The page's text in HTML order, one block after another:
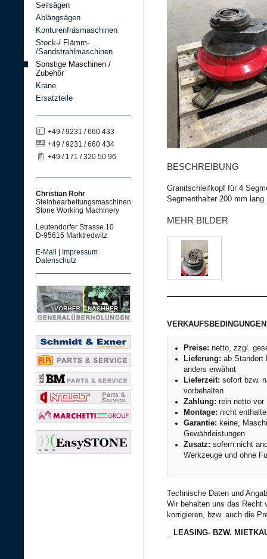
Seilsägen
Ablängsägen
Konturenfräsmaschinen
Stock-/ Flämm-
/Sandstrahlmaschinen
Sonstige Maschinen /
Zubehör
Krane
Ersatzteile
+49 / 9231 / 660 433
+49 / 9231 / 660 434
+49 / 171 / 320 50 96
Christian Rohr
Steinbearbeitungsmaschinen
Stone Working Machinery
Leutendorfer Strasse 10
D-95615 Marktredwitz
E-Mail
Impressum
Datenschutz
BESCHREIBUNG
Granitschleifkopf für 4
Segmenthalter 200 mm lang
MEHR BILDER
VERKAUFSBEDINGUNGEN
Preise: netto, zzgl.
Lieferung: ab Standort
anders erwähnt
Lieferzeit: sofort bzw.
vorbehalten
Zahlung: rein netto vor
Montage: nicht
Garantie: keine,
Gewährleistungen
Zusatz: sofern nicht
Werkzeuge und ohne
Technische Daten und
Wir behalten uns das Recht
korrigieren, bzw. auch die
LEASING- BZW.